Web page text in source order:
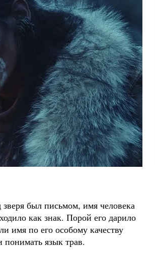
был письмом, имя человека
как знак. Порой его дарило
имя по его особому качеству
понимать язык трав.